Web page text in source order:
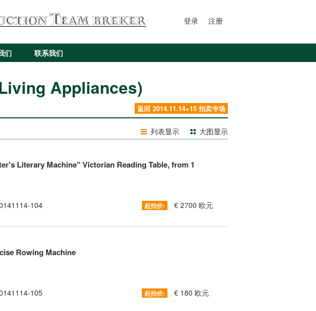
登录 注册
们 联系我们
Appliances)
返回 2014.11.14+15 拍卖专场
列表显示 大图显示
Literary Machine" Victorian Reading Table, from 1
104 起拍价: € 2700 欧元
Rowing Machine
105 起拍价: € 180 欧元